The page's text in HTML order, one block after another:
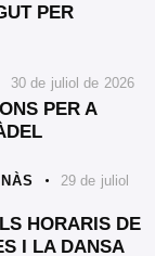
PER
30 de juliol de 2026
PER A
29 de juliol
HORARIS DE
I LA DANSA